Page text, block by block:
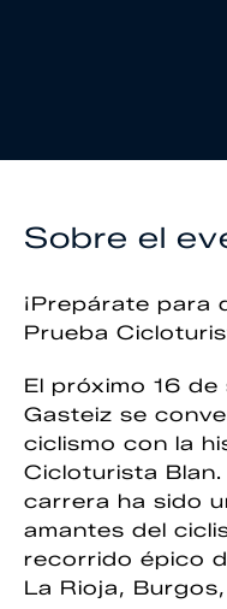
Sobre el
¡Prepárate para
Prueba
El próximo 16
Gasteiz se
ciclismo con la
Cicloturista
carrera ha sido
amantes del
recorrido épico
La Rioja,